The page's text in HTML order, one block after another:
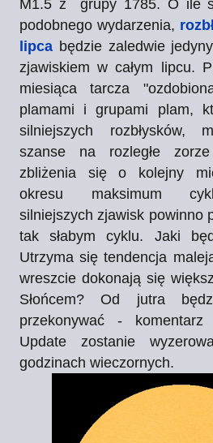
M1.5 z grupy 1785. O ile
podobnego wydarzenia,
lipca będzie zaledwie
zjawiskiem w całym lipcu.
miesiąca tarcza
plamami i grupami plam,
silniejszych rozbłysków,
szanse na rozległe
zbliżenia się o kolejny
okresu maksimum
silniejszych zjawisk powinno
tak słabym cyklu. Jaki
Utrzyma się tendencja
wreszcie dokonają się
Słońcem? Od jutra
przekonywać -
Update zostanie
godzinach wieczornych.